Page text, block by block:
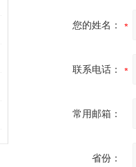
您的姓名：
联系电话：
常用邮箱：
省份：